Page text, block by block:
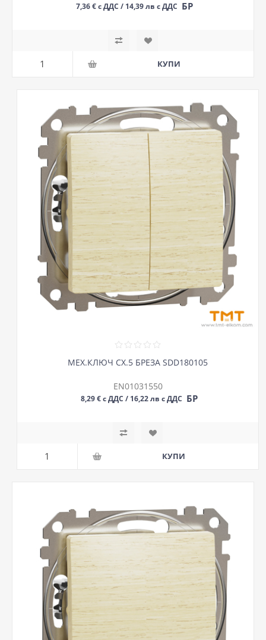
7,36 € с ДДС / 14,39 лв с ДДС БР
МЕХ.КЛЮЧ СХ.5 БРЕЗА SDD180105
EN01031550
8,29 € с ДДС / 16,22 лв с ДДС БР